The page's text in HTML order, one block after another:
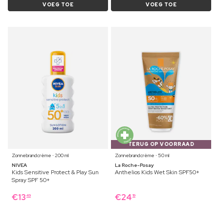
VOEG TOE VOEG TOE
Zonnebrandcrème ⋅ 200 ml
NIVEA
Kids Sensitive Protect & Play Sun
Spray SPF 50+
€13 49
TERUG OP VOORRAAD
Zonnebrandcrème ⋅ 50 ml
La Roche-Posay
Anthelios Kids Wet Skin SPF50+
€24 19